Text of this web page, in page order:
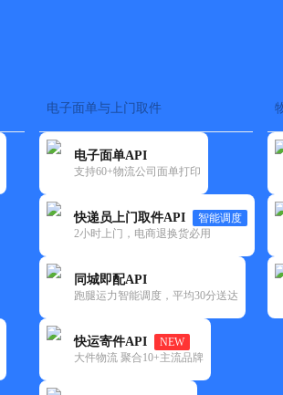
电子面单与上门取件
电子面单API
支持60+物流公司面单打印
快递员上门取件API
智能调度
2小时上门，电商退换货必用
同城即配API
跑腿运力智能调度，平均30分送达
快运寄件API
NEW
大件物流 聚合10+主流品牌
NEW